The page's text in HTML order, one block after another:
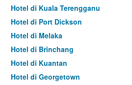
Hotel di Kuala Terengganu
Hotel di Port Dickson
Hotel di Melaka
Hotel di Brinchang
Hotel di Kuantan
Hotel di Georgetown